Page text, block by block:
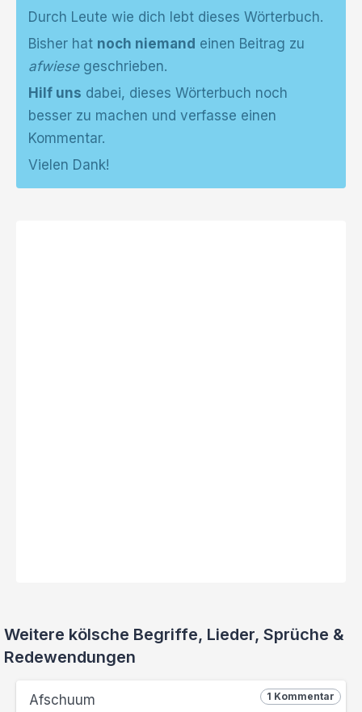
Durch Leute wie dich lebt dieses Wörterbuch.
Bisher hat noch niemand einen Beitrag zu
afwiesegeschrieben.
Hilf uns dabei, dieses Wörterbuch noch
besser zu machen und verfasse einen
Kommentar.
Vielen Dank!
Weitere kölsche Begriffe, Lieder, Sprüche &
Redewendungen
1 Kommentar
Afschuum